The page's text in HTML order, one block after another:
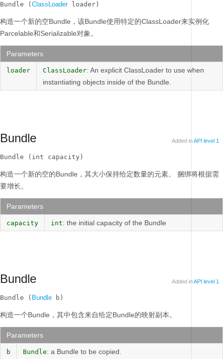
Bundle ( ClassLoader loader)
构造一个新的空Bundle，该Bundle使用特定的ClassLoader来实例化
Parcelable和Serializable对象。
Parameters
loader ClassLoader: An explicit ClassLoader to use when
instantiating objects inside of the Bundle.
Bundle Added inAPI level 1
Bundle (int capacity)
构造一个新的空的Bundle，其大小保持给定数量的元素。
捆绑将根据需
要增长。
Parameters
capacity int: the initial capacity of the Bundle
Bundle Added inAPI level 1
Bundle ( Bundle b)
构造一个Bundle，其中包含来自给定Bundle的映射副本。
Parameters
b Bundle: a Bundle to be copied.